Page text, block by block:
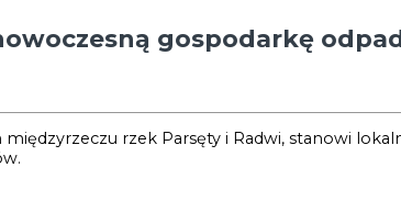
gospodarkę
rzek Parsęty i Radwi, stanowi